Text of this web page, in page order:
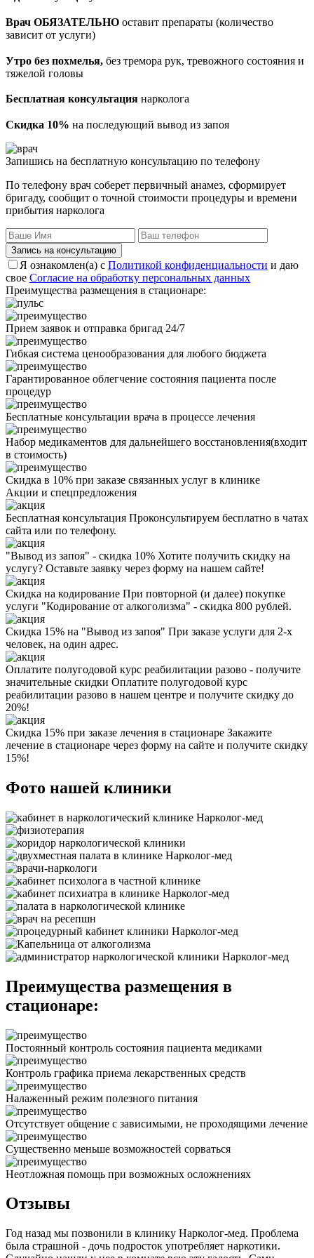
Врач ОБЯЗАТЕЛЬНО оставит препараты (количество
зависит от услуги)
Утро без похмелья, без тремора рук, тревожного состояния и
тяжелой головы
Бесплатная консультация нарколога
Скидка 10% на последующий вывод из запоя
Запишись на бесплатную консультацию по телефону
По телефону врач соберет первичный анамез, сформирует
бригаду, сообщит о точной стоимости процедуры и времени
прибытия нарколога
Запись на консультацию
Я ознакомлен(а) с Политикой конфиденциальности и даю
свое Согласие на обработку персональных данных
Преимущества размещения в стационаре:
Прием заявок и отправка бригад 24/7
Гибкая система ценообразования для любого бюджета
Гарантированное облегчение состояния пациента после
процедур
Бесплатные консультации врача в процессе лечения
Набор медикаментов для дальнейшего восстановления(входит
в стоимость)
Скидка в 10% при заказе связанных услуг в клинике
Акции и спецпредложения
Бесплатная консультация Проконсультируем бесплатно в чатах
сайта или по телефону.
"Вывод из запоя" - скидка 10% Хотите получить скидку на
услугу? Оставьте заявку через форму на нашем сайте!
Скидка на кодирование При повторной (и далее) покупке
услуги "Кодирование от алкоголизма" - скидка 800 рублей.
Скидка 15% на "Вывод из запоя" При заказе услуги для 2-х
человек, на один адрес.
Оплатите полугодовой курс реабилитации разово - получите
значительные скидки Оплатите полугодовой курс
реабилитации разово в нашем центре и получите скидку до
20%!
Скидка 15% при заказе лечения в стационаре Закажите
лечение в стационаре через форму на сайте и получите скидку
15%!
Фото нашей клиники
Преимущества размещения в
стационаре:
Постоянный контроль состояния пациента медиками
Контроль графика приема лекарственных средств
Налаженный режим полезного питания
Отсутствует общение с зависимыми, не проходящими лечение
Существенно меньше возможностей сорваться
Неотложная помощь при возможных осложнениях
Отзывы
Год назад мы позвонили в клинику Нарколог-мед. Проблема
была страшной - дочь подросток употребляет наркотики.